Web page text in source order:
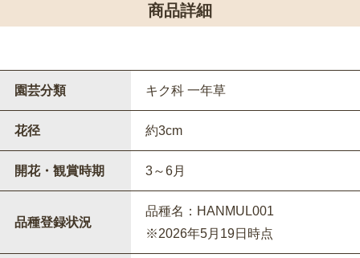
商品詳細
園芸分類 キク科 一年草
花径 約3cm
開花・観賞時期 3～6月
品種登録状況
品種名：HANMUL001
※2026年5月19日時点